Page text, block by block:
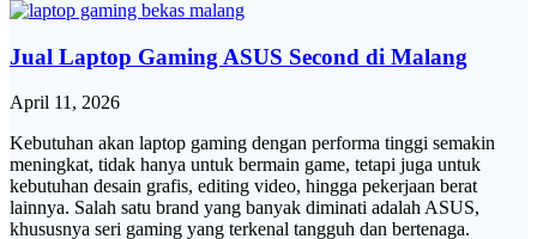
Jual Laptop Gaming ASUS Second di Malang
April 11, 2026
Kebutuhan akan laptop gaming dengan performa tinggi semakin
meningkat, tidak hanya untuk bermain game, tetapi juga untuk
kebutuhan desain grafis, editing video, hingga pekerjaan berat
lainnya. Salah satu brand yang banyak diminati adalah ASUS,
khususnya seri gaming yang terkenal tangguh dan bertenaga.